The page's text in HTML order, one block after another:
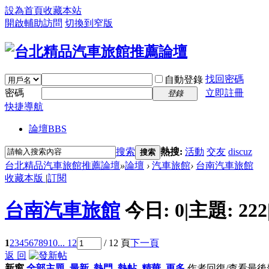
設為首頁收藏本站
開啟輔助訪問 切換到窄版
自動登錄 找回密碼
密碼
登錄
立即註冊
快捷導航
論壇BBS
搜索 搜索 熱搜: 活動 交友 discuz
台北精品汽車旅館推薦論壇»論壇 › 汽車旅館› 台南汽車旅館
收藏本版 |訂閱
台南汽車旅館 今日: 0|主題: 222
12345678910... 12 / 12 頁下一頁
返 回